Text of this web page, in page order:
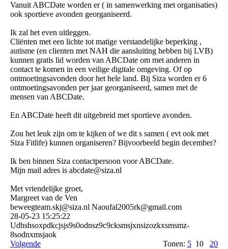
Vanuit ABCDate worden er ( in samenwerking met organisaties)
ook sportieve avonden georganiseerd.
Ik zal het even uitleggen.
Cliënten met een lichte tot matige verstandelijke beperking ,
autisme (en clienten met NAH die aansluiting hebben bij LVB)
kunnen gratis lid worden van ABCDate om met anderen in
contact te komen in een veilige digitale omgeving. Of op
ontmoetingsavonden door het hele land. Bij Siza worden er 6
ontmoetingsavonden per jaar georganiseerd, samen met de
mensen van ABCDate.
En ABCDate heeft dit uitgebreid met sportieve avonden.
Zou het leuk zijn om te kijken of we dit s samen ( evt ook met
Siza Fitlife) kunnen organiseren? Bijvoorbeeld begin december?
Ik ben binnen Siza contactpersoon voor ABCDate.
Mijn mail adres is abcdate@siza.nl
Met vriendelijke groet,
Margreet van de Ven
beweegteam.skj@siza.nl Naoufal2005rk@gmail.com
28-05-23 15:25:22
Udhshsoxpdkcjsjs9s0odns­z9c9cksmsjxnsizozkxsmsmz­
8sodnxmsjaok
Volgende
Tonen: 5 10 20